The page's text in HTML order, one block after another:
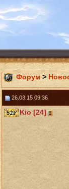
Форум >
26.03.15 09:36
Kio [24]